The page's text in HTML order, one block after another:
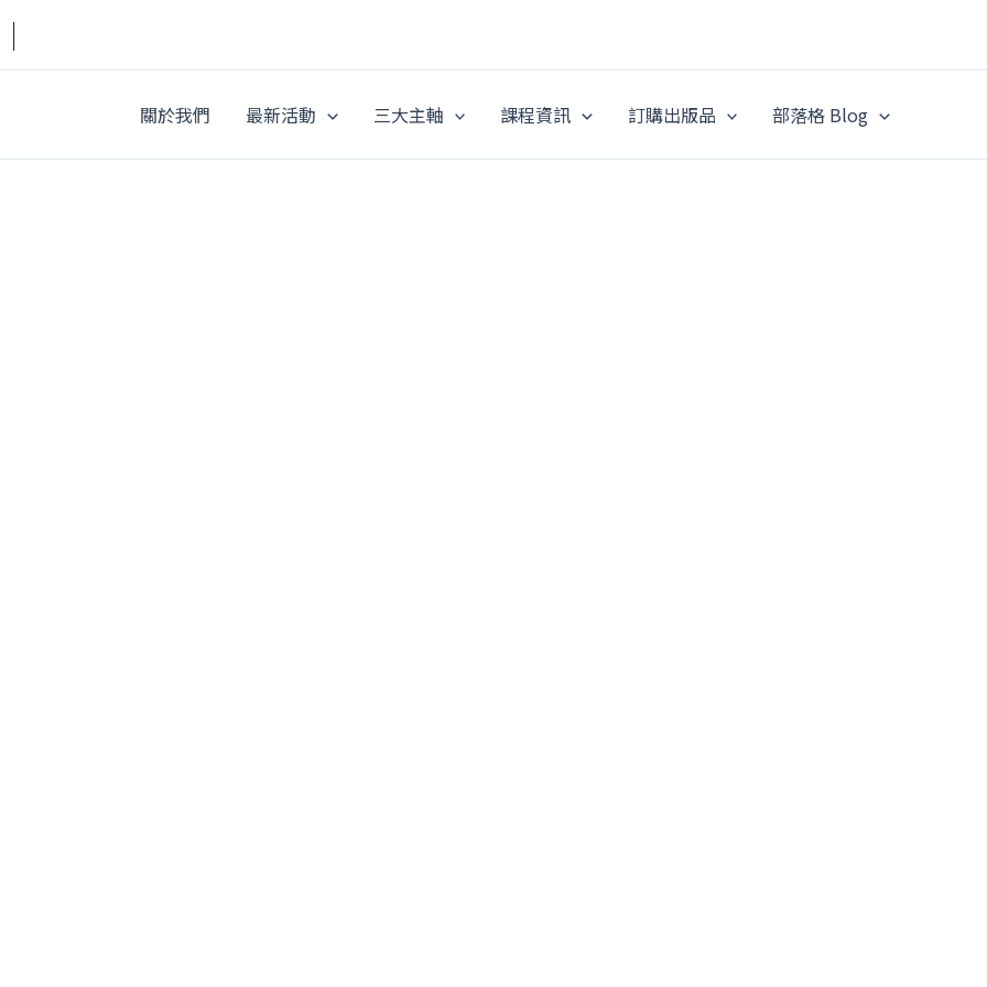
關於我們 最新活動 三大主軸 課程資訊 訂購出版品 部落格 Blog